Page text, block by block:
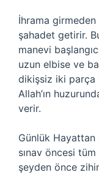
İhrama
şahadet getirir.
manevi
uzun elbise ve
dikişsiz iki parça
Allah’ın
verir.
Günlük Hayattan
sınav öncesi tüm
şeyden önce